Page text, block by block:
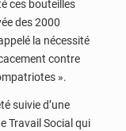
ces bouteilles
des 2000
la nécessité
contre
».
suivie d’une
Travail Social qui